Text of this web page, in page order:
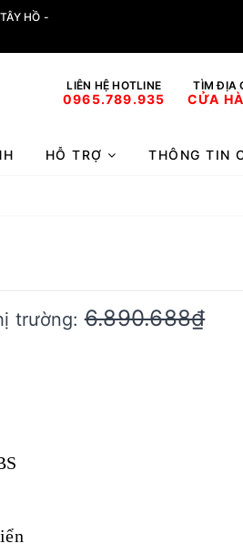
HỒ -
LIÊN HỆ HOTLINE
0965.789.935
TÌM ĐỊA
CỬA
HỖ TRỢ THÔNG TIN
trường:6.890.688₫